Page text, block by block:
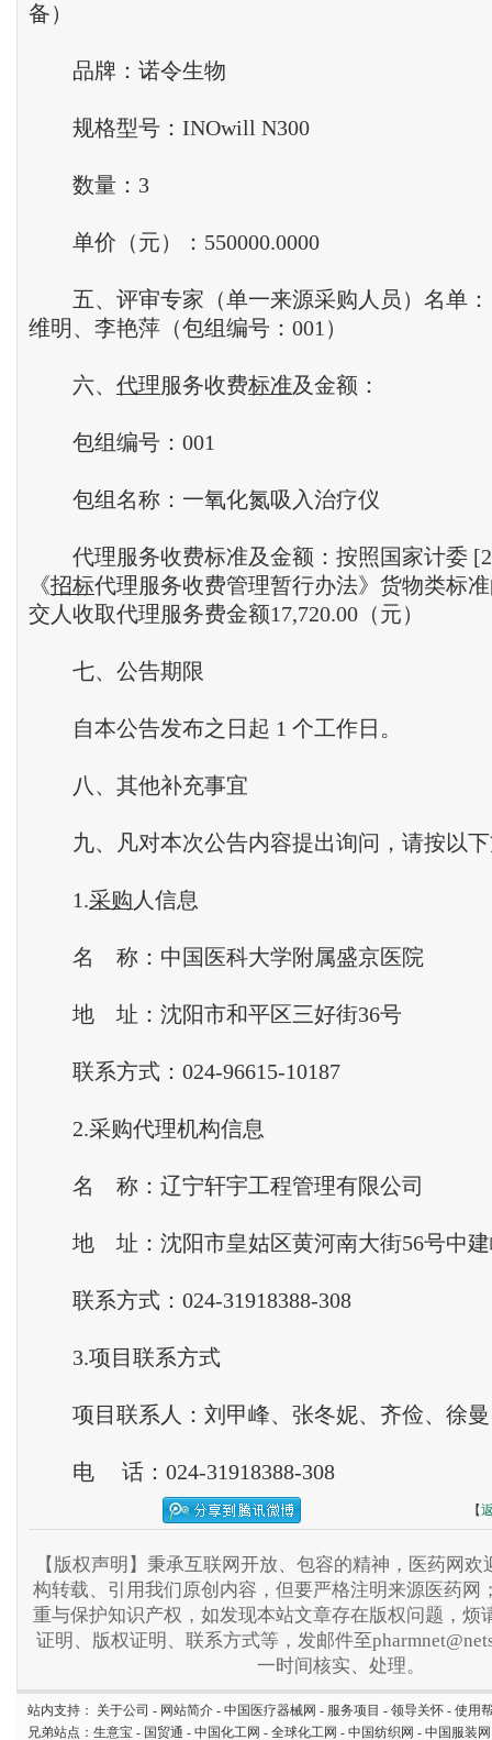
备）
品牌：诺令生物
规格型号：INOwill N300
数量：3
单价（元）：550000.0000
五、评审专家（单一来源采购人员）名单：
维明、李艳萍（包组编号：001）
六、 代理服务收费标准及金额：
包组编号：001
包组名称：一氧化氮吸入治疗仪
代理服务收费标准及金额：按照国家计委
《招标代理服务收费管理暂行办法》货物类标
交人收取代理服务费金额17,720.00（元）
七、公告期限
自本公告发布之日起 1 个工作日。
八、其他补充事宜
九、凡对本次公告内容提出询问，请按以下
1.采购 人信息
名 称：中国医科大学附属盛京医院
地 址：沈阳市和平区三好街36号
联系方式：024-96615-10187
2.采购代理机构信息
名 称：辽宁轩宇工程管理有限公司
地 址：沈阳市皇姑区黄河南大街56号中建
联系方式：024-31918388-308
3.项目联系方式
项目联系人：刘甲峰、张冬妮、齐俭、徐曼
电 话：024-31918388-308
【
【版权声明】秉承互联网开放、包容的精神，医药网
构转载、引用我们原创内容，但要严格注明来源医药网
重与保护知识产权，如发现本站文章存在版权问题，烦
证明、版权证明、联系方式等，发邮件至
一时间核实、处理。
站内支持： 关于公司 - 网站简介 - 中国医疗器械网 - 服务项目 - 领导关怀 - 使用
兄弟站点： 生意宝 - 国贸通 - 中国化工网 - 全球化工网 - 中国纺织网 - 中国服装网